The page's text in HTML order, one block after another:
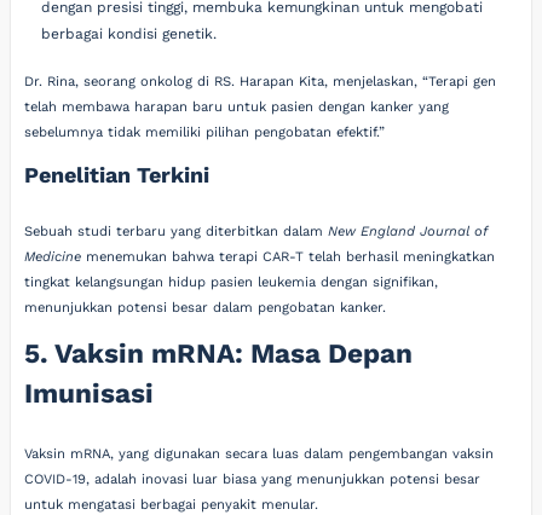
dengan presisi tinggi, membuka kemungkinan untuk mengobati
berbagai kondisi genetik.
Dr. Rina, seorang onkolog di RS. Harapan Kita, menjelaskan, “Terapi gen
telah membawa harapan baru untuk pasien dengan kanker yang
sebelumnya tidak memiliki pilihan pengobatan efektif.”
Penelitian Terkini
Sebuah studi terbaru yang diterbitkan dalamNew England Journal of
Medicine menemukan bahwa terapi CAR-T telah berhasil meningkatkan
tingkat kelangsungan hidup pasien leukemia dengan signifikan,
menunjukkan potensi besar dalam pengobatan kanker.
5. Vaksin mRNA: Masa Depan
Imunisasi
Vaksin mRNA, yang digunakan secara luas dalam pengembangan vaksin
COVID-19, adalah inovasi luar biasa yang menunjukkan potensi besar
untuk mengatasi berbagai penyakit menular.